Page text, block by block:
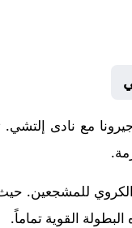
2026-05-23 نادى
للمشجعين. حيث
القوية تماماً.